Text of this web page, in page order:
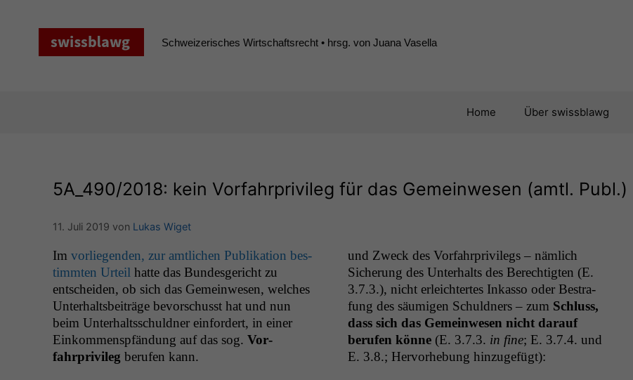
Schweizerisches Wirtschaftsrecht • hrsg. von Juana Vasella
Home Über swissblawg
5A_490/2018: kein Vorfahrprivileg für das Gemeinwesen (amtl. Publ.)
11. Juli 2019 von Lukas Wiget
Im vor­liegen­den, zur amtlichen Pub­lika­tion bes­
timmten Urteil hat­te das Bun­des­gericht zu
entschei­den, ob sich das Gemein­we­sen, welch­es
Unter­halts­beiträge bevorschusst hat und nun
beim Unter­haltss­chuld­ner ein­fordert, in ein­er
Einkom­men­spfän­dung auf das sog. Vor­
fahrpriv­i­leg berufen kann.
und Zweck des Vor­fahrpriv­i­legs – näm­lich
Sicherung des Unter­halts des Berechtigten (E.
3.7.3.), nicht erle­ichtertes Inkas­so oder Bestra­
fung des säu­mi­gen Schuld­ners – zum Schluss,
dass sich das Gemein­we­sen nicht darauf
berufen könne(E. 3.7.3. in fine; E. 3.7.4. und
E. 3.8.; Her­vorhe­bung hinzugefügt):